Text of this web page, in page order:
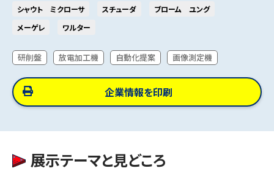
シャウト ミクローサ
スチューダ
ブローム ユング
メーゲレ
ワルター
研削盤 放電加工機 自動化提案 画像測定機
企業情報を印刷
展示テーマと見どころ